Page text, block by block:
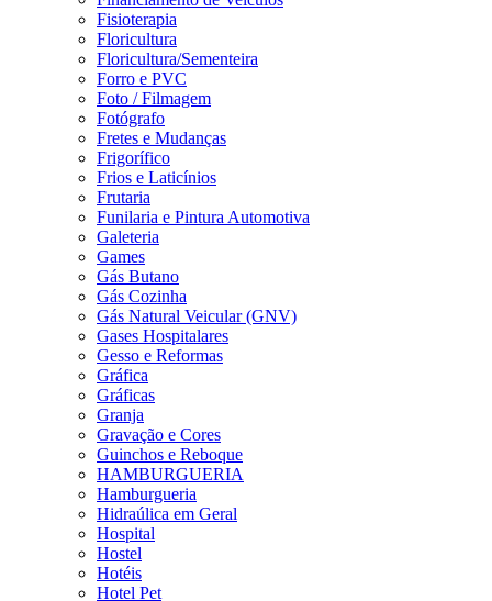
Fisioterapia
Floricultura
Floricultura/Sementeira
Forro e PVC
Foto / Filmagem
Fotógrafo
Fretes e Mudanças
Frigorífico
Frios e Laticínios
Frutaria
Funilaria e Pintura Automotiva
Galeteria
Games
Gás Butano
Gás Cozinha
Gás Natural Veicular (GNV)
Gases Hospitalares
Gesso e Reformas
Gráfica
Gráficas
Granja
Gravação e Cores
Guinchos e Reboque
HAMBURGUERIA
Hamburgueria
Hidraúlica em Geral
Hospital
Hostel
Hotéis
Hotel Pet